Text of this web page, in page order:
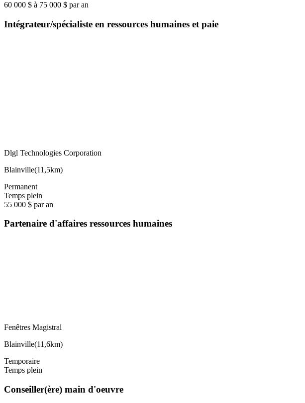
60 000 $ à 75 000 $ par an
Intégrateur/spécialiste en ressources humaines et paie
Dlgl Technologies Corporation
Blainville(11,5km)
Permanent
Temps plein
55 000 $ par an
Partenaire d'affaires ressources humaines
Fenêtres Magistral
Blainville(11,6km)
Temporaire
Temps plein
Conseiller(ère) main d'oeuvre